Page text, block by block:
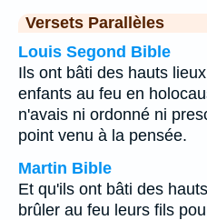
Versets Parallèles
Louis Segond Bible
Ils ont bâti des hauts
enfants au feu en
n'avais ni ordonné ni
point venu à la pensée.
Martin Bible
Et qu'ils ont bâti des
brûler au feu leurs fils